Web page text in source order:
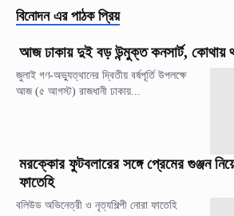
বিনোদন এর পাঠক প্রিয়
আজ ঢাকায় দুই বড় উন্মুক্ত কনসার্ট, কোথায়
জুলাই গণ-অভ্যুত্থানের দ্বিতীয় বর্ষপূর্তি উপলক্ষে
আজ (৫ আগস্ট) রাজধানী ঢাকায়...
মরক্কোর ফুটবলারের সঙ্গে প্রেমের গুঞ্জন
ফাতেহি
বলিউড অভিনেত্রী ও নৃত্যশিল্পী নোরা ফাতেহি